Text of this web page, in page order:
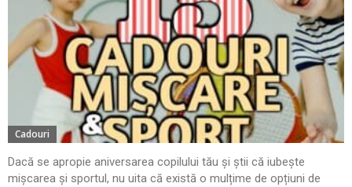
Cadouri
Dacă se apropie aniversarea copilului tău și știi că iubește
mișcarea și sportul, nu uita că există o mulțime de opțiuni de